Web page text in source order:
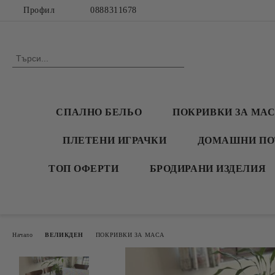
Профил 0888311678
СПАЛНО БЕЛЬО ПОКРИВКИ ЗА
ПЛЕТЕНИ ИГРАЧКИ ДОМАШНИ
ТОП ОФЕРТИ БРОДИРАНИ ИЗДЕЛИЯ
Начало ВЕЛИКДЕН ПОКРИВКИ ЗА МАСА